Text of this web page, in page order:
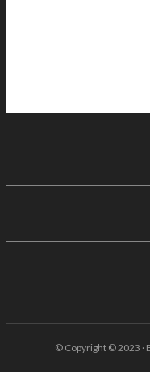
© Copyright © 2023 ·